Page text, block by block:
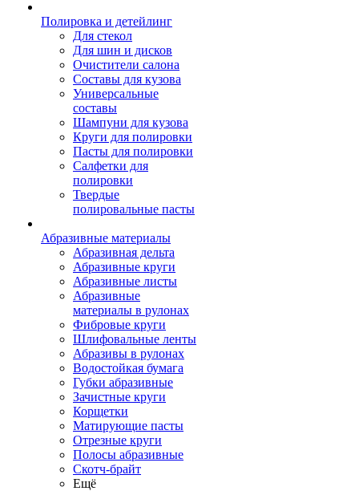
Полировка и детейлинг
Для стекол
Для шин и дисков
Очистители салона
Составы для кузова
Универсальные
составы
Шампуни для кузова
Круги для полировки
Пасты для полировки
Салфетки для
полировки
Твердые
полировальные пасты
Абразивные материалы
Абразивная дельта
Абразивные круги
Абразивные листы
Абразивные
материалы в рулонах
Фибровые круги
Шлифовальные ленты
Абразивы в рулонах
Водостойкая бумага
Губки абразивные
Зачистные круги
Корщетки
Матирующие пасты
Отрезные круги
Полосы абразивные
Скотч-брайт
Ещё